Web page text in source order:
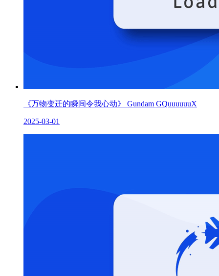
《万物变迁的瞬间令我心动》 Gundam GQuuuuuuX
2025-03-01